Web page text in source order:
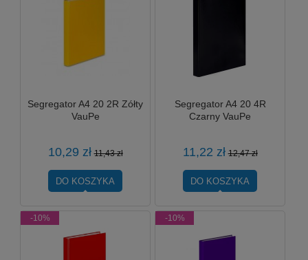
Segregator A4 20 2R Zółty
VauPe
10,29 zł 11,43 zł
DO KOSZYKA
Segregator A4 20 4R
Czarny VauPe
11,22 zł 12,47 zł
DO KOSZYKA
-10% -10%